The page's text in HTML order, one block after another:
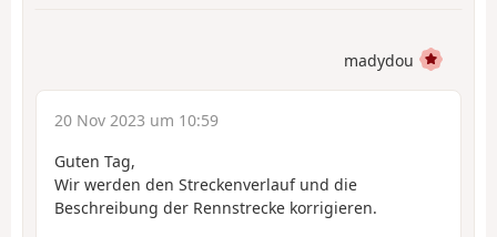
madydou
20 Nov 2023 um 10:59
Guten Tag,
Wir werden den Streckenverlauf und die
Beschreibung der Rennstrecke korrigieren.